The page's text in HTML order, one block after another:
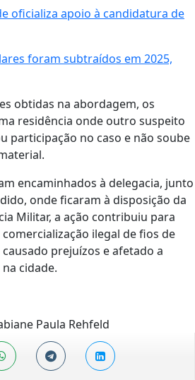
oficializa apoio à candidatura de
foram subtraídos em 2025,
obtidas na abordagem, os
residência onde outro suspeito
participação no caso e não soube
encaminhados à delegacia, junto
onde ficaram à disposição da
Militar, a ação contribuiu para
ilegal de fios de
prejuízos e afetado a
cidade.
Paula Rehfeld